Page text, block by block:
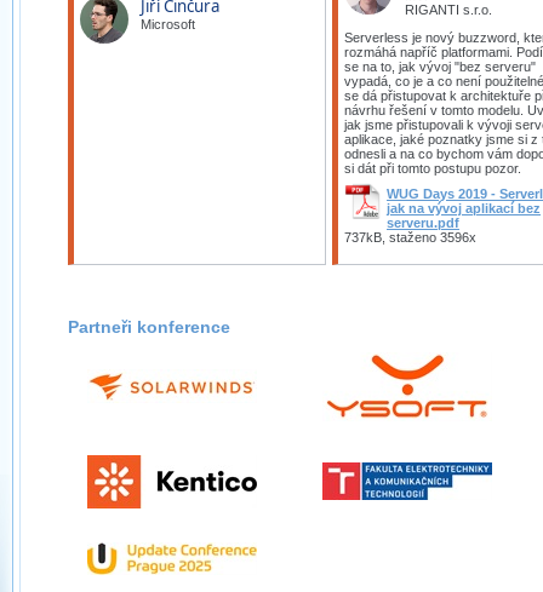
Jiří Činčura
Microsoft
RIGANTI s.r.o.
Serverless je nový buzzword,
rozmáhá napříč platformami.
se na to, jak vývoj "bez serveru"
vypadá, co je a co není
se dá přistupovat k architektuře
návrhu řešení v tomto modelu.
jak jsme přistupovali k vývoji
aplikace, jaké poznatky jsme si z
odnesli a na co bychom vám
si dát při tomto postupu pozor.
WUG Days 2019 -
jak na vývoj aplikací bez
serveru.pdf
737kB, staženo 3596x
Partneři konference